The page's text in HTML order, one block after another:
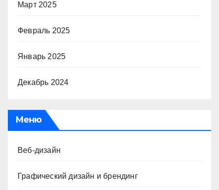
Март 2025
Февраль 2025
Январь 2025
Декабрь 2024
Меню
Веб-дизайн
Графический дизайн и брендинг